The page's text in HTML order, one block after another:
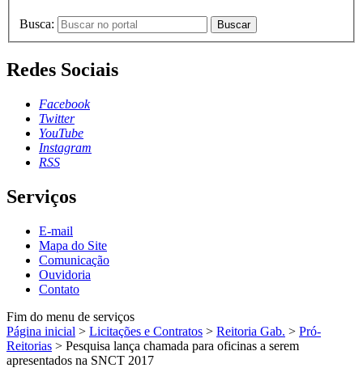
Busca: Buscar
Redes Sociais
Facebook
Twitter
YouTube
Instagram
RSS
Serviços
E-mail
Mapa do Site
Comunicação
Ouvidoria
Contato
Fim do menu de serviços
Página inicial > Licitações e Contratos > Reitoria Gab. > Pró-
Reitorias > Pesquisa lança chamada para oficinas a serem
apresentados na SNCT 2017